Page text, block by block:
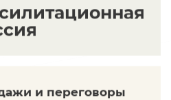
и переговоры